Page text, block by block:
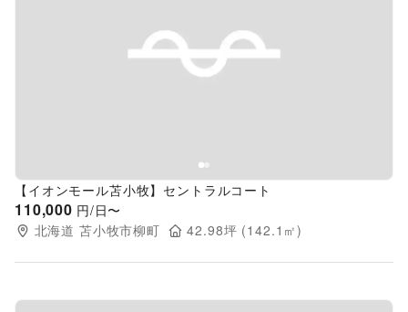
Previous slide
【イオンモール苫小牧】セントラルコート
110,000 円/日〜
北海道 苫小牧市柳町 42.98坪 (142.1 ㎡)